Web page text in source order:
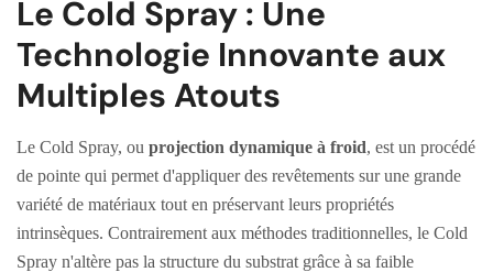
Le Cold Spray : Une
Technologie Innovante aux
Multiples Atouts
Le Cold Spray, ou projection dynamique à froid, est un procédé
de pointe qui permet d'appliquer des revêtements sur une grande
variété de matériaux tout en préservant leurs propriétés
intrinsèques. Contrairement aux méthodes traditionnelles, le Cold
Spray n'altère pas la structure du substrat grâce à sa faible